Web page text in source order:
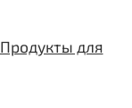
Продукты для